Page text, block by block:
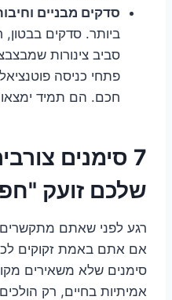
סדקים מבניים
ביותר. סדקים בבטון,
סביב צינורות
פתחי כניסה
חכם. הם תמיד
7 סימנים
שלכם זועק
רגע לפני שאתם מתקשרים
אם אתם באמת זקוקים
סימנים שלא משאירים
אמיתיות בחיים, רק